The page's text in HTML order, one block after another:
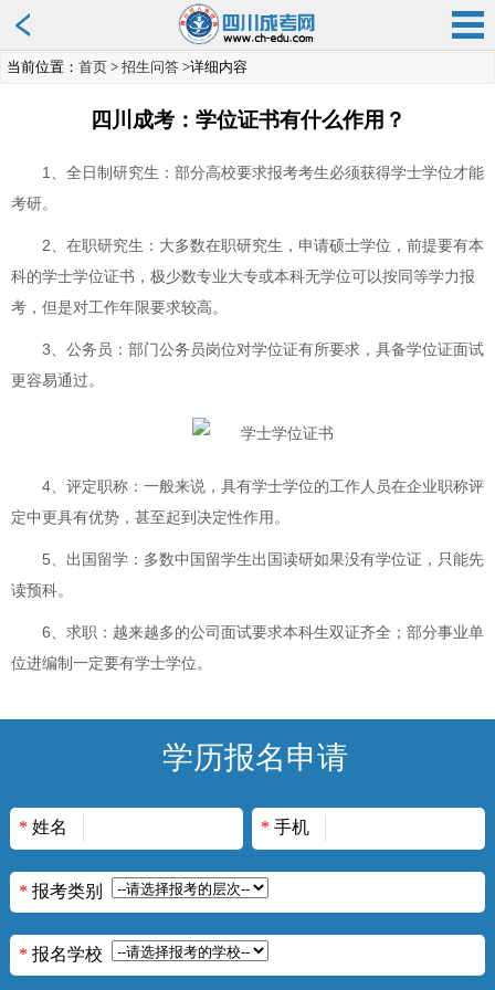
当前位置： 首页 > 招生问答 >详细内容
四川成考：学位证书有什么作用？
1、全日制研究生：部分高校要求报考考生必须获得学士学位才能
考研。
2、在职研究生：大多数在职研究生，申请硕士学位，前提要有本
科的学士学位证书，极少数专业大专或本科无学位可以按同等学力报
考，但是对工作年限要求较高。
3、公务员：部门公务员岗位对学位证有所要求，具备学位证面试
更容易通过。
4、评定职称：一般来说，具有学士学位的工作人员在企业职称评
定中更具有优势，甚至起到决定性作用。
5、出国留学：多数中国留学生出国读研如果没有学位证，只能先
读预科。
6、求职：越来越多的公司面试要求本科生双证齐全；部分事业单
位进编制一定要有学士学位。
学历报名申请
* 姓名 * 手机
* 报考类别
* 报名学校